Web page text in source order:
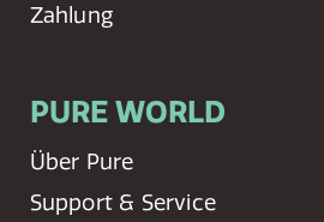
Zahlung
PURE WORLD
Über Pure
Support & Service